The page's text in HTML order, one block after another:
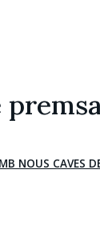
NOUS CAVES